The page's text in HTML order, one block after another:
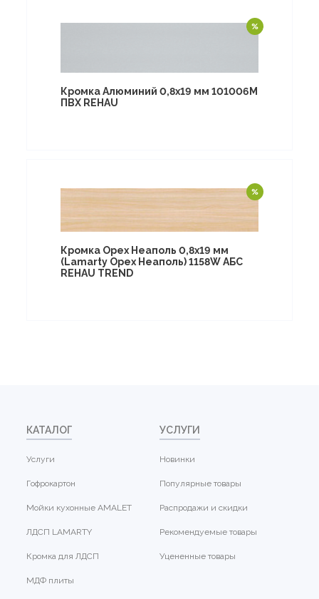
Кромка Алюминий 0,8х19 мм 101006M
ПВХ REHAU
Кромка Орех Неаполь 0,8х19 мм
(Lamarty Орех Неаполь) 1158W АБС
REHAU TREND
КАТАЛОГ
Услуги
Гофрокартон
Мойки кухонные AMALET
ЛДСП LAMARTY
Кромка для ЛДСП
МДФ плиты
УСЛУГИ
Новинки
Популярные товары
Распродажи и скидки
Рекомендуемые товары
Уцененные товары